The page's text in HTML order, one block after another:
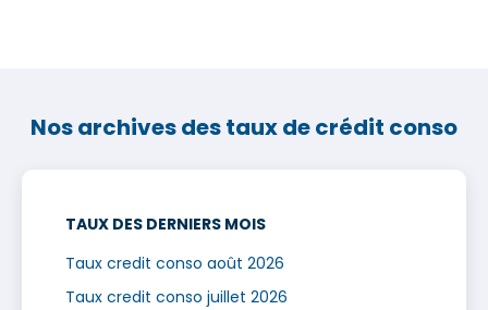
Nos archives des taux de crédit conso
TAUX DES DERNIERS MOIS
Taux credit conso août 2026
Taux credit conso juillet 2026